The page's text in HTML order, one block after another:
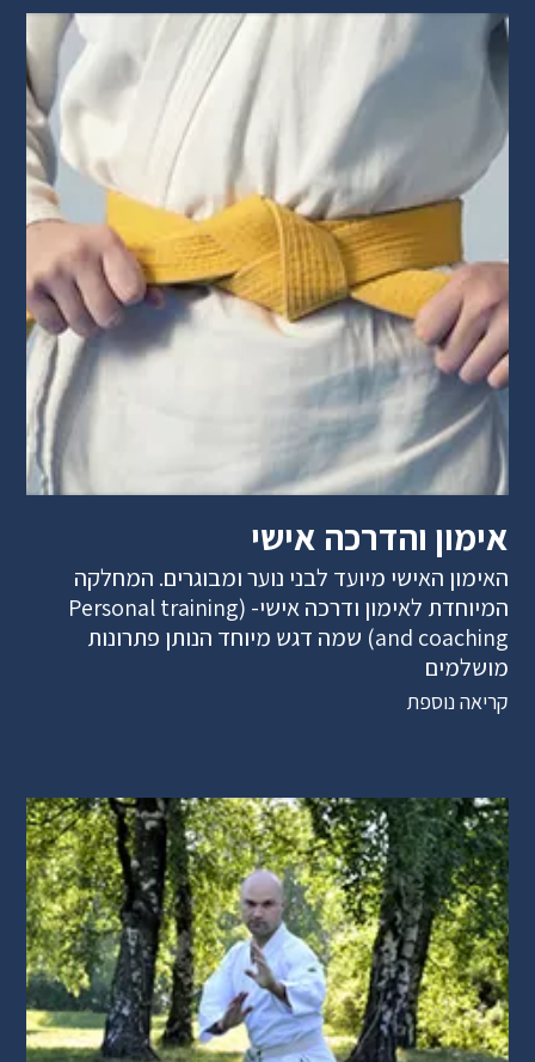
אימון והדרכה אישי
האימון האישי מיועד לבני נוער ומבוגרים. המחלקה
המיוחדת לאימון ודרכה אישי- (Personal training
and coaching) שמה דגש מיוחד הנותן פתרונות
מושלמים
קריאה נוספת